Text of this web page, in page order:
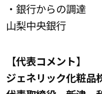
・銀行からの調達
山梨中央銀行
【代表コメント】
ジェネリック化粧品